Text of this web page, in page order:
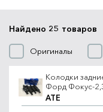
Найдено 25 товаров
Оригиналы
Колодки
Форд Фокус-
ATE